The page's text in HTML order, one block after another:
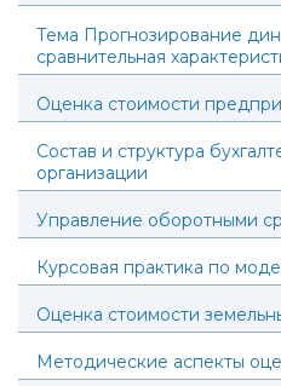
Тема Прогнозирование
сравнительная
Оценка стоимости
Состав и структура
организации
Управление оборотными
Курсовая практика по
Оценка стоимости
Методические аспекты